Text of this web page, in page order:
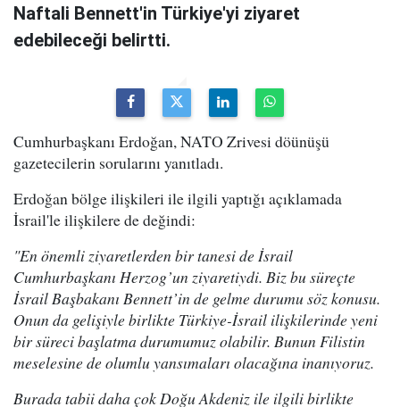
Naftali Bennett'in Türkiye'yi ziyaret
edebileceği belirtti.
Cumhurbaşkanı Erdoğan, NATO Zrivesi döünüşü
gazetecilerin sorularını yanıtladı.
Erdoğan bölge ilişkileri ile ilgili yaptığı açıklamada
İsrail'le ilişkilere de değindi:
"En önemli ziyaretlerden bir tanesi de İsrail
Cumhurbaşkanı Herzog’un ziyaretiydi. Biz bu süreçte
İsrail Başbakanı Bennett’in de gelme durumu söz konusu.
Onun da gelişiyle birlikte Türkiye-İsrail ilişkilerinde yeni
bir süreci başlatma durumumuz olabilir. Bunun Filistin
meselesine de olumlu yansımaları olacağına inanıyoruz.
Burada tabii daha çok Doğu Akdeniz ile ilgili birlikte